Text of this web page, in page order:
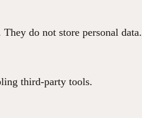
do not store personal data.
third-party tools.